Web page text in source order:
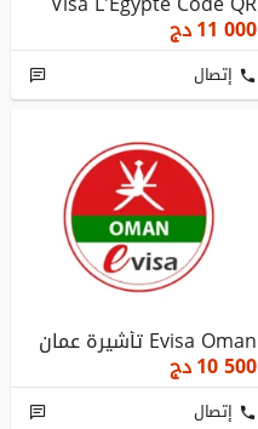
11 000دج
إتصال
Evisa Oman تأشيرة عمان
10 500دج
إتصال